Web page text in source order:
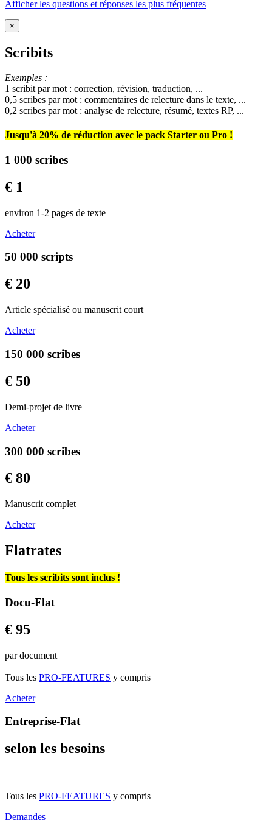
Afficher les questions et réponses les plus fréquentes
×
Scribits
Exemples :
1 scribit par mot : correction, révision, traduction, ...
0,5 scribes par mot : commentaires de relecture dans le texte, ...
0,2 scribes par mot : analyse de relecture, résumé, textes RP, ...
Jusqu'à 20% de réduction avec le pack Starter ou Pro !
1 000 scribes
€ 1
environ 1-2 pages de texte
Acheter
50 000 scripts
€ 20
Article spécialisé ou manuscrit court
Acheter
150 000 scribes
€ 50
Demi-projet de livre
Acheter
300 000 scribes
€ 80
Manuscrit complet
Acheter
Flatrates
Tous les scribits sont inclus !
Docu-Flat
€ 95
par document
Tous les PRO-FEATURES y compris
Acheter
Entreprise-Flat
selon les besoins
Tous les PRO-FEATURES y compris
Demandes